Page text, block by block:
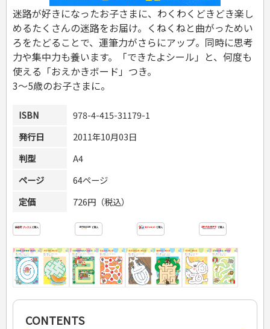
その他資格試験
迷路が好きになったお子さまに、わくわくどきどき楽し
めるたくさんの迷路をお届け。くねくねと曲がっためい
ろをたどることで、運筆力がさらにアップ。同時に思考
力や集中力も養います。「できたよシール」と、何度も
使える「おえかきボード」つき。
3～5歳のお子さまに。
ISBN
978-4-415-31179-1
発行日
2011年10月03日
判型
A4
ページ
64ページ
定価
726円（税込）
CONTENTS